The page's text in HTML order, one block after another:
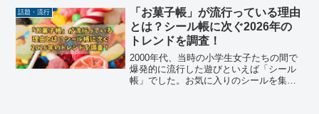
話題・流行
「お菓子帳」が流行っている理由
とは？シール帳に次ぐ2026年の
トレンドを調査！
2000年代、当時の小学生女子たちの間で
爆発的に流行した遊びといえば「シール
帳」でした。お気に入りのシールを集